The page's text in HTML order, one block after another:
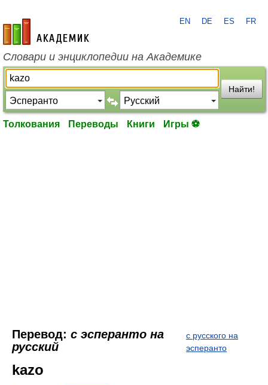
academic.ru
EN DE ES FR
Словари и энциклопедии на Академике
Найти!
Толкования Переводы Книги Игры ⚽
Перевод: с эсперанто на
русский
с русского на
эсперанто
kazo